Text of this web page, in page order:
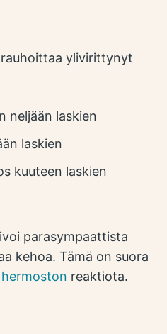
ylivirittynyt
neljään laskien
laskien
kuuteen laskien
parasympaattista
kehoa. Tämä on suora
reaktiota.